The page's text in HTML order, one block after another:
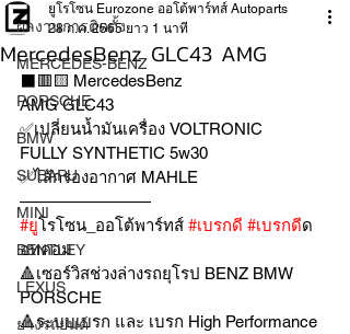
ผลงานการติดตั้ง
MERCEDES-BENZ
PORSCHE
BMW
SUBARU
MINI
BENTLEY
LEXUS
ยางรถยนต์
MercedesBenz GLC43 AMG
ยูโรโซน Eurozone ออโต้พาร์ทส์ Autoparts
28 ก.ค. 2565 ยาว 1 นาที
⬛️🟥🟨 MercedesBenz
AMG GLC43
✅เปลี่ยนน้ำมันเครื่อง VOLTRONIC
FULLY SYNTHETIC 5w30
✅ไส้กรองอากาศ MAHLE
————————
#ยูโรโซน_ออโต้พาร์ทส์ #เบรกด #เบรกดีด
อทคอม
🔺เซอร์วิสช่วงล่างรถยุโรป BENZ BMW
PORSCHE
🔺ระบบเบรก และ เบรก High Performance